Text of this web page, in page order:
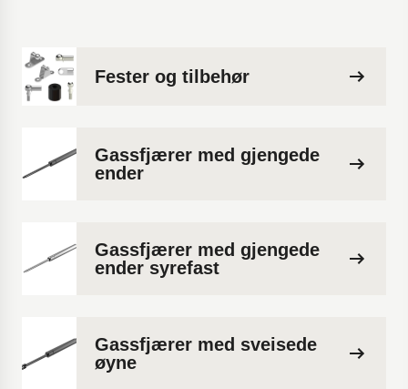
Fester og tilbehør
Gassfjærer med gjengede
ender
Gassfjærer med gjengede
ender syrefast
Gassfjærer med sveisede
øyne